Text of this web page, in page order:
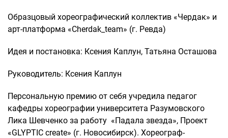
Образцовый хореографический коллектив «Чердак» и
арт-платформа «Cherdak_team» (г. Ревда)
Идея и постановка: Ксения Каплун, Татьяна Осташова
Руководитель: Ксения Каплун
Персональную премию от себя учредила педагог
кафедры хореографии университета Разумовского
Лика Шевченко за работу «Падала звезда», Проект
«GLYPTIC create» (г. Новосибирск). Хореограф-